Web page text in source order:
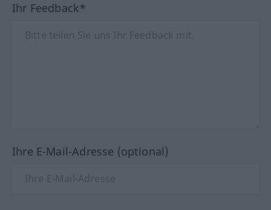
Ihr Feedback*
Ihre E-Mail-Adresse (optional)